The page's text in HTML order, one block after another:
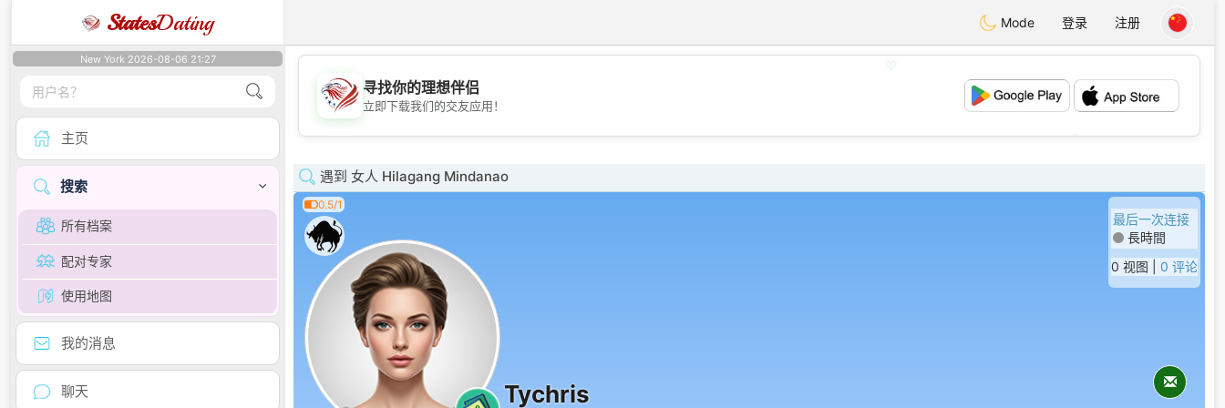
StatesDating Mode 登录 注册
New York 2026-08-06 21:27
主页
搜索
所有档案
配对专家
使用地图
我的消息
聊天
💖
💕
寻找你的理想伴侣
立即下载我们的交友应用！
遇到 女人 Hilagang Mindanao
0.5/1
Tychris
最后一次连接
長時間
0 视图 | 0 评论